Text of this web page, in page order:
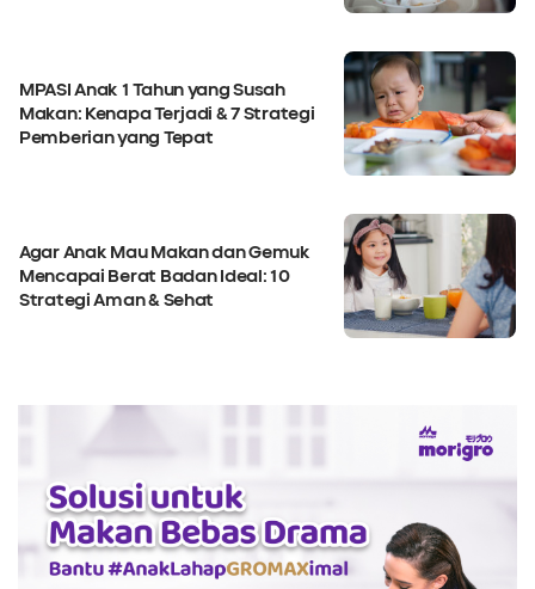
MPASI Anak 1 Tahun yang Susah
Makan: Kenapa Terjadi & 7 Strategi
Pemberian yang Tepat
Agar Anak Mau Makan dan Gemuk
Mencapai Berat Badan Ideal: 10
Strategi Aman & Sehat